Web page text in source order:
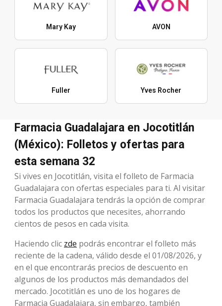
Mary Kay AVON
Fuller Yves Rocher
Farmacia Guadalajara en Jocotitlán
(México): Folletos y ofertas para
esta semana 32
Si vives en Jocotitlán, visita el folleto de Farmacia
Guadalajara con ofertas especiales para ti. Al visitar
Farmacia Guadalajara tendrás la opción de comprar
todos los productos que necesites, ahorrando
cientos de pesos en cada visita.
Haciendo clic zde podrás encontrar el folleto más
reciente de la cadena, válido desde el 01/08/2026, y
en el que encontrarás precios de descuento en
algunos de los productos más demandados del
mercado. Jocotitlán es uno de los hogares de
Farmacia Guadalajara, sin embargo, también